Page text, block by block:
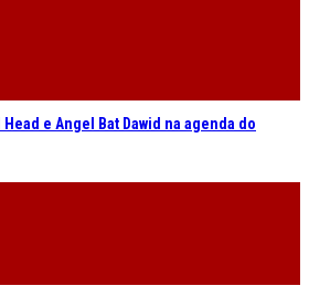
e Angel Bat Dawid na agenda do